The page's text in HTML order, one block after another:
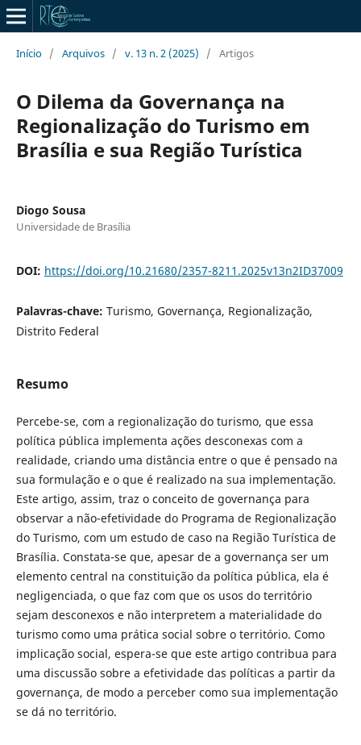
Início / Arquivos / v. 13 n. 2 (2025) / Artigos
O Dilema da Governança na
Regionalização do Turismo em
Brasília e sua Região Turística
Diogo Sousa
Universidade de Brasília
DOI: https://doi.org/10.21680/2357-8211.2025v13n2ID37009
Palavras-chave: Turismo, Governança, Regionalização,
Distrito Federal
Resumo
Percebe-se, com a regionalização do turismo, que essa
política pública implementa ações desconexas com a
realidade, criando uma distância entre o que é pensado na
sua formulação e o que é realizado na sua implementação.
Este artigo, assim, traz o conceito de governança para
observar a não-efetividade do Programa de Regionalização
do Turismo, com um estudo de caso na Região Turística de
Brasília. Constata-se que, apesar de a governança ser um
elemento central na constituição da política pública, ela é
negligenciada, o que faz com que os usos do território
sejam desconexos e não interpretem a materialidade do
turismo como uma prática social sobre o território. Como
implicação social, espera-se que este artigo contribua para
uma discussão sobre a efetividade das políticas a partir da
governança, de modo a perceber como sua implementação
se dá no território.